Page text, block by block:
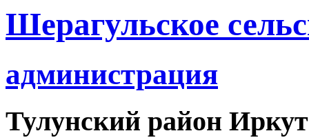
Шерагульское
администрация
Тулунский район